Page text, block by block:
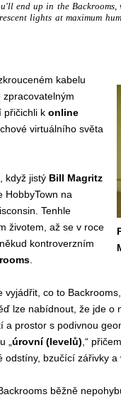
end up in the
lights at maximum
kabelu
přičichli k online
virtuálního světa
když jistý Bill Magritz
HobbyTown na
Tenhle
životem, až se v roce
kontroverzním
.
vyjádřit, co to
lze nabídnout, že jde o
a prostor s podivnou
úrovní (levelů) ,“
odstíny, bzučící zářivky
běžně